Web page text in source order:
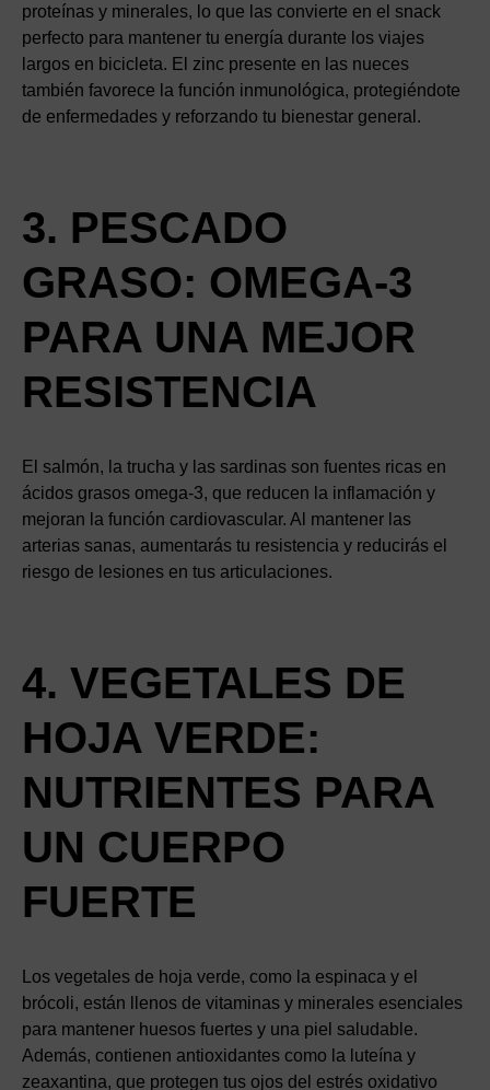
proteínas y minerales, lo que las convierte en el snack
perfecto para mantener tu energía durante los viajes
largos en bicicleta. El zinc presente en las nueces
también favorece la función inmunológica, protegiéndote
de enfermedades y reforzando tu bienestar general.
3. PESCADO
GRASO: OMEGA-3
PARA UNA MEJOR
RESISTENCIA
El salmón, la trucha y las sardinas son fuentes ricas en
ácidos grasos omega-3, que reducen la inflamación y
mejoran la función cardiovascular. Al mantener las
arterias sanas, aumentarás tu resistencia y reducirás el
riesgo de lesiones en tus articulaciones.
4. VEGETALES DE
HOJA VERDE:
NUTRIENTES PARA
UN CUERPO
FUERTE
Los vegetales de hoja verde, como la espinaca y el
brócoli, están llenos de vitaminas y minerales esenciales
para mantener huesos fuertes y una piel saludable.
Además, contienen antioxidantes como la luteína y
zeaxantina, que protegen tus ojos del estrés oxidativo